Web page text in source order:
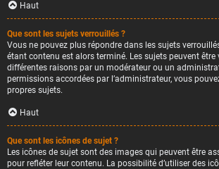
Haut
Que sont les sujets verrouillés ?
Vous ne pouvez plus répondre dans les sujets
étant contenu est alors terminé. Les sujets peuvent être
différentes raisons par un modérateur ou un
permissions accordées par l’administrateur, vous
propres sujets.
Haut
Que sont les icônes de sujet ?
Les icônes de sujet sont des images qui peuvent être
pour refléter leur contenu. La possibilité d’utiliser des